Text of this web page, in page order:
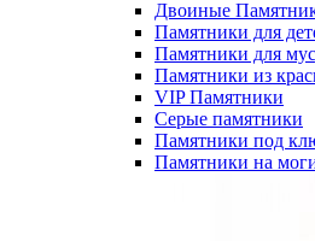
Двоиные
Памятники для
Памятники для
Памятники из
VIP Памятники
Серые памятники
Памятники под
Памятники на